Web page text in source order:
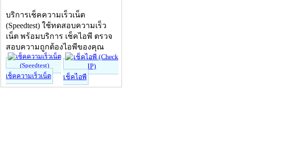
บริการเช็คความเร็วเน็ต
(Speedtest) ใช้ทดสอบความเร็ว
เน็ต พร้อมบริการ เช็คไอพี ตรวจ
สอบความถูกต้องไอพีของคุณ
เช็คความเร็วเน็ต เช็คไอพี